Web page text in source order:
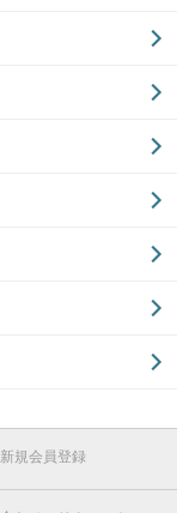
新規会員登録